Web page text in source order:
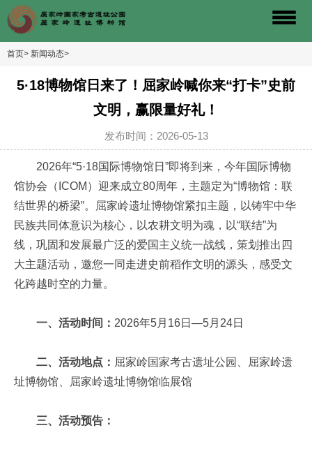
首页> 新闻动态>
5·18博物馆日来了！屈家岭喊你来“打卡”史前
文明，赢限量好礼！
发布时间：2026-05-13
2026年“5·18国际博物馆日”即将到来，今年国际博物
馆协会（ICOM）迎来成立80周年，主题定为“博物馆：联
结世界的桥梁”。屈家岭遗址博物馆紧扣主题，以铸牢中华
民族共同体意识为核心，以农耕文明为魂，以“联结”为
线，巩固和发展最广泛的爱国主义统一战线，策划推出四
大主题活动，邀您一同走进史前稻作文明的源头，感受文
化跨越时空的力量。
一、活动时间： 2026年5月16日—5月24日
二、活动地点： 屈家岭国家考古遗址公园、屈家岭遗
址博物馆、屈家岭遗址博物馆临展馆
三、活动预告：